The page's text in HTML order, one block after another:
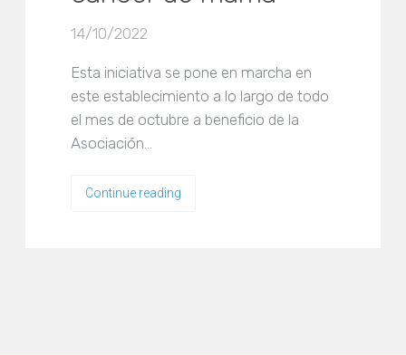
14/10/2022
Esta iniciativa se pone en marcha en
este establecimiento a lo largo de todo
el mes de octubre a beneficio de la
Asociación…
Continue reading